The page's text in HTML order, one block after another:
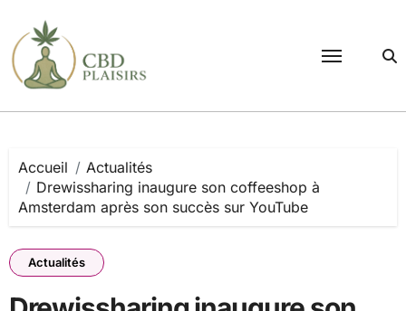
contenu
Accueil
Actualités
Drewissharing inaugure son coffeeshop à
Amsterdam après son succès sur YouTube
Actualités